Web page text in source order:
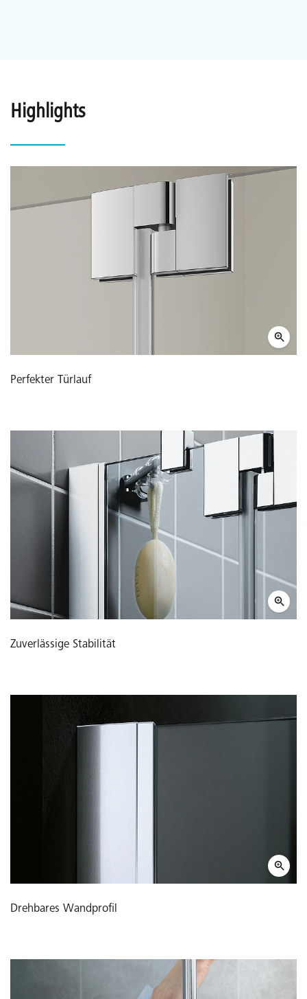
Highlights
Perfekter Türlauf
Zuverlässige Stabilität
Drehbares Wandprofil